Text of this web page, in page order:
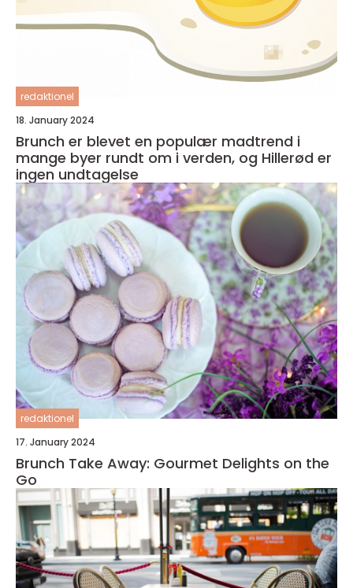
redaktionel
18. January 2024
Brunch er blevet en populær madtrend i
mange byer rundt om i verden, og Hillerød er
ingen undtagelse
redaktionel
17. January 2024
Brunch Take Away: Gourmet Delights on the
Go